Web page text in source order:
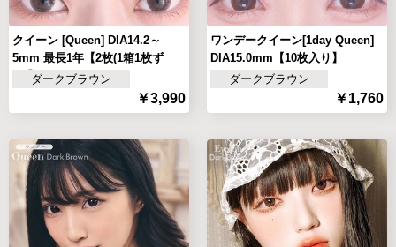
クイーン [Queen] DIA14.2～
5mm 最長1年【2枚(1箱1枚ず
つ)】ダークブラウン
￥3,990
ワンデークイーン[1day Queen]
DIA15.0mm【10枚入り】
ダークブラウン
￥1,760